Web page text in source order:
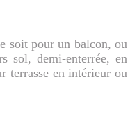
soit pour un balcon, ou
sol, demi-enterrée, en
terrasse en intérieur ou